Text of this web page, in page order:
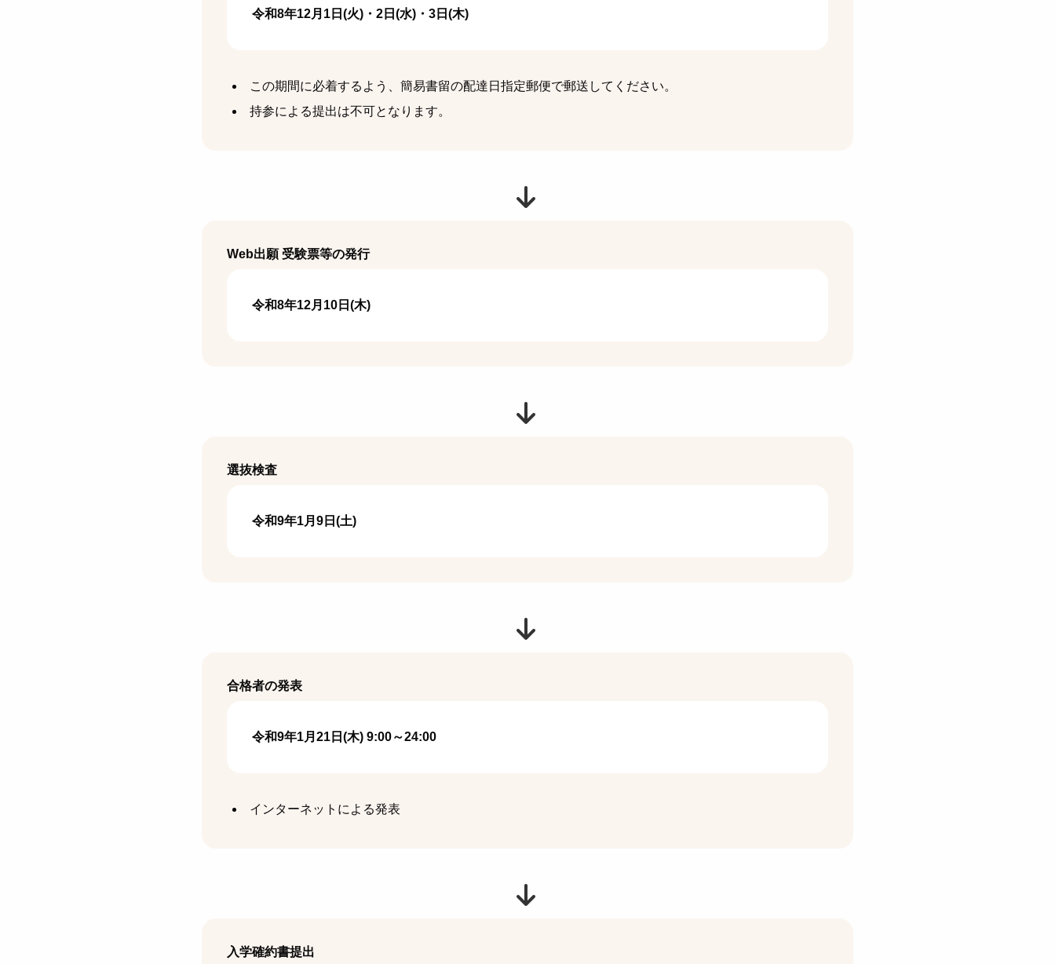
令和8年12月1日(火)・2日(水)・3日(木)
この期間に必着するよう、簡易書留の配達日指定郵便で郵送してください。
持参による提出は不可となります。
Web出願 受験票等の発行
令和8年12月10日(木)
選抜検査
令和9年1月9日(土)
合格者の発表
令和9年1月21日(木) 9:00～24:00
インターネットによる発表
入学確約書提出